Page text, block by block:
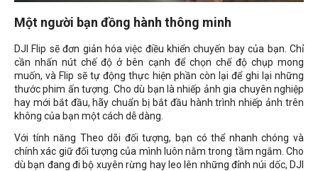
Một người bạn đồng hành thông minh
DJI Flip sẽ đơn giản hóa việc điều khiển chuyến bay của bạn. Chỉ
cần nhấn nút chế độ ở bên cạnh để chọn chế độ chụp mong
muốn, và Flip sẽ tự động thực hiện phần còn lại để ghi lại những
thước phim ấn tượng. Cho dù bạn là nhiếp ảnh gia chuyên nghiệp
hay mới bắt đầu, hãy chuẩn bị bắt đầu hành trình nhiếp ảnh trên
không của bạn một cách dễ dàng.
Với tính năng Theo dõi đối tượng, bạn có thể nhanh chóng và
chính xác giữ đối tượng của mình luôn nằm trong tầm ngắm. Cho
dù bạn đang đi bộ xuyên rừng hay leo lên những đỉnh núi dốc, DJI